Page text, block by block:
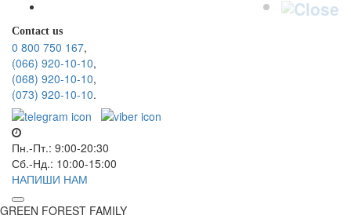
Contact us
0 800 750 167,
(066) 920-10-10,
(068) 920-10-10,
(073) 920-10-10.
Пн.-Пт.: 9:00-20:30
Сб.-Нд.: 10:00-15:00
НАПИШИ НАМ
GREEN FOREST FAMILY